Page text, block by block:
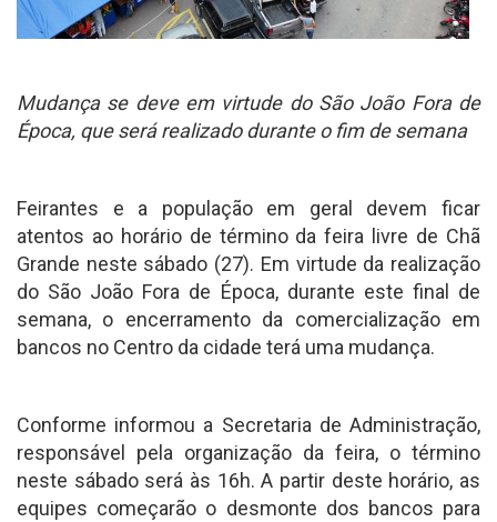
Mudança se deve em virtude do São João Fora de
Época, que será realizado durante o fim de semana
Feirantes e a população em geral devem ficar
atentos ao horário de término da feira livre de Chã
Grande neste sábado (27). Em virtude da realização
do São João Fora de Época, durante este final de
semana, o encerramento da comercialização em
bancos no Centro da cidade terá uma mudança.
Conforme informou a Secretaria de Administração,
responsável pela organização da feira, o término
neste sábado será às 16h. A partir deste horário, as
equipes começarão o desmonte dos bancos para